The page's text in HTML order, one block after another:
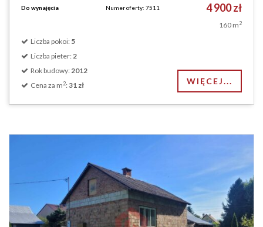
Do wynajęcia Numer oferty: 7511 4 900 zł
160 m2
Liczba pokoi: 5
Liczba pieter:2
Rok budowy:2012
Cena za m2:31 zł WIĘCEJ...